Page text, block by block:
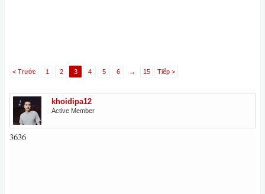
< Trước 1 2 3 4 5 6 → 15 Tiếp >
khoidipa12
Active Member
3636